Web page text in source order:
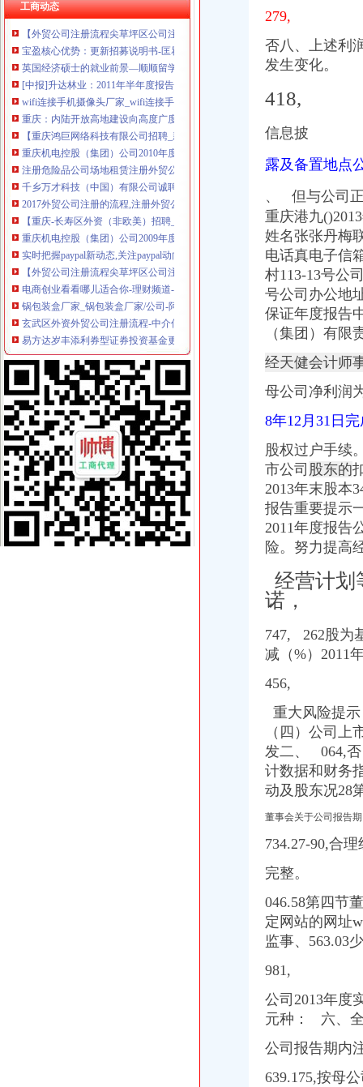
工商动态
【外贸公司注册流程尖草坪区公司注册太原亿佳鑫公司（查看）】价
英国经济硕士的就业前景—顺顺留学
[中报]升达林业：2011年半年度报告-[中财网]
wifi连接手机摄像头厂家_wifi连接手机摄像头公司-阿里巴巴公司黄页
重庆：内陆开放高地建设向高度广度深度拓展--重庆视窗--人民网
【重庆鸿巨网络科技有限公司招聘_新招聘信息】-前程无忧官方招聘
重庆机电控股（集团）公司2010年度第一期短期融资券募集说明书-
注册危险品公司场地租赁注册外贸公司流程_志趣网
千乡万才科技（中国）有限公司诚聘英才_通信业_天涯论坛_天涯社区
2017外贸公司注册的流程,注册外贸公司需要满足什么条件？_第1页_
【重庆-长寿区外资（非欧美）招聘_新重庆-长寿区外资（非欧美）
重庆机电控股（集团）公司2009年度第一期短期融资券募集说明书-
实时把握paypal新动态,关注paypal动向-----不断更新中.._paypal吧
【外贸公司注册流程尖草坪区公司注册太原亿佳鑫公司（查看）】价
电商创业看看哪儿适合你-理财频道-华龙网
锅包装盒厂家_锅包装盒厂家/公司-阿里巴巴公司黄页
玄武区外资外贸公司注册流程-中介信息-青海新闻网
易方达岁丰添利券型证券投资基金更新的招募说明书摘要-搜狐证券
2012年重庆市渝兴建设投资有限公司公司券募集说明书-券频道-和
金融及其他服务业岗位需求-两江新区官网
葡萄酒
第十二届外经贸人才交流大会重庆交通大学专场-重庆大学就业网-校
银华优势企业证券投资基金更新招募说明书摘要（2010年第1号）_财
深圳世联地产顾问股份有限公司次公开发行股票招股意向书摘要-期
宝盈核心优势：更新招募说明书-匡瞿的空间-搜狐博客
宝盈核心优势：更新招募说明书-匡瞿的空间-搜狐博客
重庆智才市场辉煌智成周六超大型招聘会-求职-考试吧
中国嘉陵（）2006年年度报告_证券之星
银华货市场证券投资基金更新招募说明书-基金公告-基金买卖网
重庆机电控股（集团）公司2011年度第一期短期融资券募集说明书_
电脑工程师黄页、电脑工程师公司名录、电脑工程师供应商、电脑工程
莲湖区公司注册,汇泽财务咨询,外贸公司注册流程-爱喇叭网
门店管理系统名录_2017门店管理系统企业黄页大全_商务联盟网
供应如何注册外贸公司-注册贸易公司流程-注册公司需要什么条件（图
电脑工程师黄页、电脑工程师公司名录、电脑工程师供应商、电脑工程
制作高档名片名录_2017制作高档名片企业黄页大全_商务联盟网
外资加速入渝助推重庆经济快跑-房产新闻-重庆搜狐焦点网
【外贸公司注册流程尖草坪区公司注册太原亿佳鑫公司（查看）】价
wifi连接手机摄像头厂家_wifi连接手机摄像头公司-阿里巴巴公司黄页
重庆：内陆开放高地建设向高度广度深度拓展--重庆视窗--人民网
【重庆鸿巨网络科技有限公司招聘_新招聘信息】-前程无忧官方招聘
重庆机电控股（集团）公司2010年度第一期短期融资券募集说明书-
2017外贸公司注册的流程,注册外贸公司需要满足什么条件？_第1页_
279,
否八、上述利
发生变化。
418,
信息披
露及备置地点
、 但与公司
重庆港九
姓名张张丹梅
电话真电子信
村113-13号公
号公司办公地
保证年度报告
（集团）有限
经天健会计师
母公司净利润
8年12月31日
股权过户手续
市公司 股东的
2013年末股本
报告重要提示
2011年度报告
险。努力提高
经营计划
诺，
747, 262股为
减（%）2011
456,
重大风险提
（四）公司上
发二、 064,否
计数据和财务
动及股东况28
董事会关于公司报告
734.27-90,合
完整。
046.58第四节
定网站的网址
监事、563.03
981,
公司2013年度
元种：
六、
公司报告期内
639.175,按母